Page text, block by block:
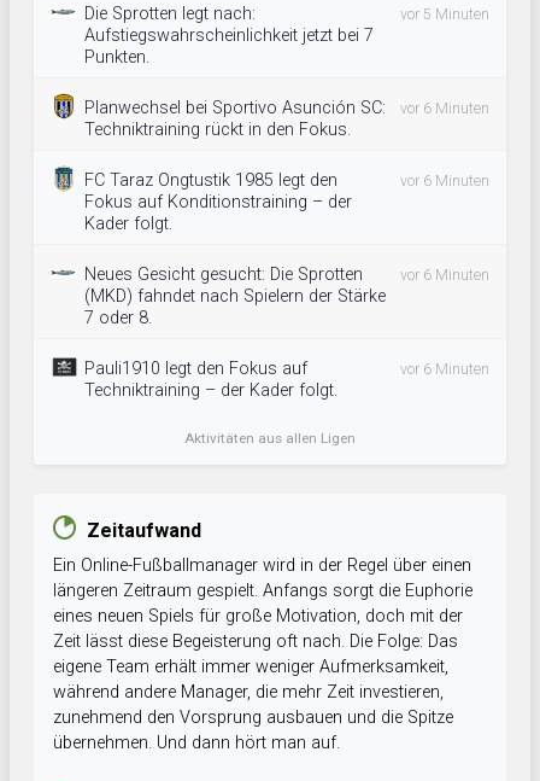
Die Sprotten legt nach:
Aufstiegswahrscheinlichkeit jetzt bei 7
Punkten.
vor 5 Minuten
Planwechsel bei Sportivo Asunción SC:
Techniktraining rückt in den Fokus.
vor 6 Minuten
FC Taraz Ongtustik 1985 legt den
Fokus auf Konditionstraining – der
Kader folgt.
vor 6 Minuten
Neues Gesicht gesucht: Die Sprotten
(MKD) fahndet nach Spielern der Stärke
7 oder 8.
vor 6 Minuten
Pauli1910 legt den Fokus auf
Techniktraining – der Kader folgt.
vor 6 Minuten
Aktivitäten aus allen Ligen
Zeitaufwand
Ein Online-Fußballmanager wird in der Regel über einen
längeren Zeitraum gespielt. Anfangs sorgt die Euphorie
eines neuen Spiels für große Motivation, doch mit der
Zeit lässt diese Begeisterung oft nach. Die Folge: Das
eigene Team erhält immer weniger Aufmerksamkeit,
während andere Manager, die mehr Zeit investieren,
zunehmend den Vorsprung ausbauen und die Spitze
übernehmen. Und dann hört man auf.